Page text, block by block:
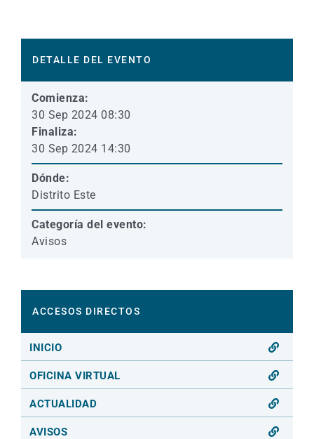
DETALLE DEL EVENTO
Comienza:
30 Sep 2024 08:30
Finaliza:
30 Sep 2024 14:30
Dónde:
Distrito Este
Categoría del evento:
Avisos
ACCESOS DIRECTOS
INICIO
OFICINA VIRTUAL
ACTUALIDAD
AVISOS